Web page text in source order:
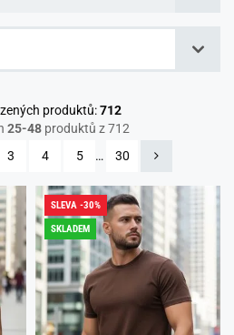
produktů:712
25-48produktů z 712
3 4 5 … 30
SLEVA -30%
SKLADEM